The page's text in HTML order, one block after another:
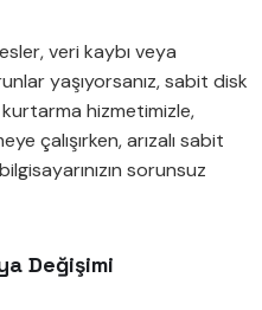
veri kaybı veya
yaşıyorsanız, sabit disk
kurtarma hizmetimizle,
çalışırken, arızalı sabit
sorunsuz
Değişimi